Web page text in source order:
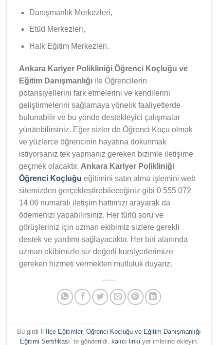
Danışmanlık Merkezleri,
Etüd Merkezleri,
Halk Eğitim Merkezleri.
Ankara Kariyer Polikliniği Öğrenci Koçluğu ve
Eğitim Danışmanlığı ile Öğrencilerin
potansiyellerini fark etmelerini ve kendilerini
geliştirmelerini sağlamaya yönelik faaliyetlerde
bulunabilir ve bu yönde destekleyici çalışmalar
yürütebilirsiniz. Eğer sizler de Öğrenci Koçu olmak
ve yüzlerce öğrencinin hayatına dokunmak
istiyorsanız tek yapmanız gereken bizimle iletişime
geçmek olacaktır. Ankara Kariyer Polikliniği
Öğrenci Koçluğu eğitimini satın alma işlemini web
sitemizden gerçekleştirebileceğiniz gibi 0 555 072
14 06 numaralı iletişim hattımızı arayarak da
ödemenizi yapabilirsiniz. Her türlü soru ve
görüşleriniz için uzman ekibimiz sizlere gerekli
destek ve yardımı sağlayacaktır. Her biri alanında
uzman ekibimizle siz değerli kursiyerlerimize
gereken hizmeti vermekten mutluluk duyarız.
Bu girdi İl İlçe Eğitimler, Öğrenci Koçluğu ve Eğitim Danışmanlığı
Eğitimi Sertifikası’ te gönderildi. kalıcı linki yer imlerine ekleyin.